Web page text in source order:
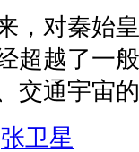
，对秦始
超越了一
交通宇宙
张卫星